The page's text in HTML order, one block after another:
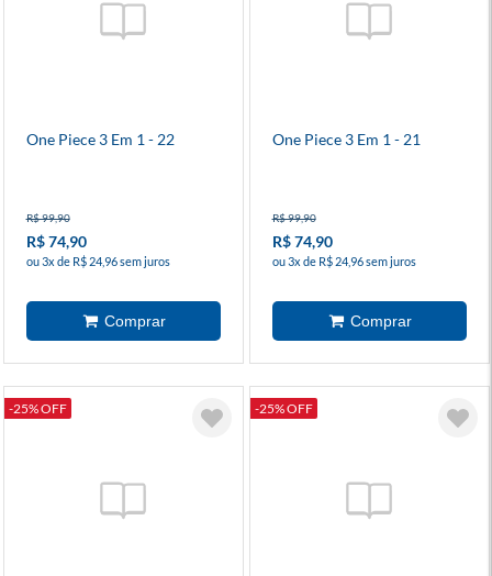
One Piece 3 Em 1 - 22
R$ 99,90
R$ 74,90
ou 3x de R$ 24,96 sem juros
One Piece 3 Em 1 - 21
R$ 99,90
R$ 74,90
ou 3x de R$ 24,96 sem juros
-25% OFF -25% OFF